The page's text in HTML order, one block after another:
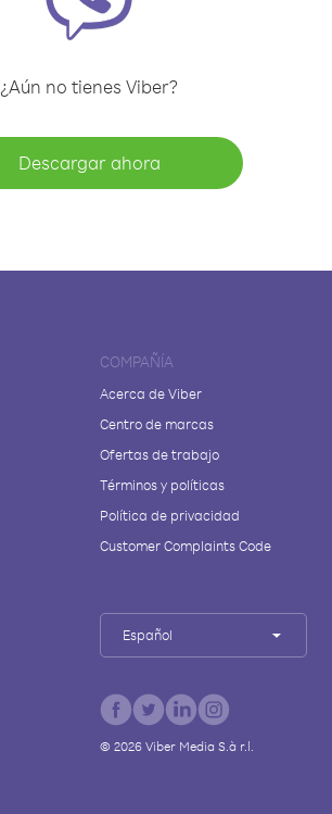
¿Aún no tienes Viber?
Descargar ahora
COMPAÑÍA
Acerca de Viber
Centro de marcas
Ofertas de trabajo
Términos y políticas
Política de privacidad
Customer Complaints Code
Español
© 2026Viber Media S.à r.l.